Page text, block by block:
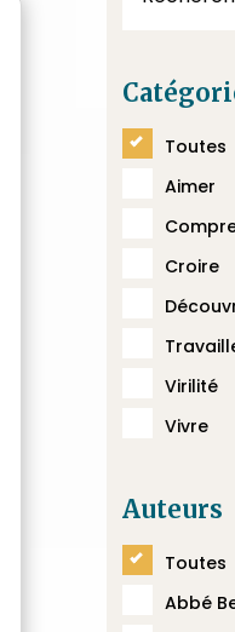
Toutes
Aimer
Croire
Virilité
Vivre
Auteurs
Toutes
Abbé